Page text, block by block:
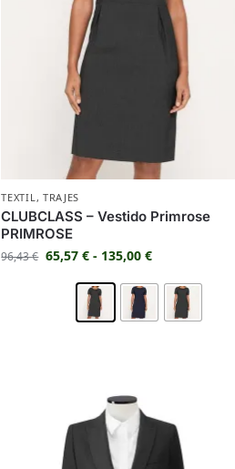
TEXTIL , TRAJES
CLUBCLASS – Vestido Primrose
PRIMROSE
96,43€ 65,57€ - 135,00€